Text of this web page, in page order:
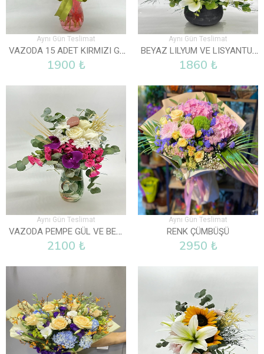
Aynı Gün Teslimat
VAZODA 15 ADET KIRMIZI GÜL
1900 ₺
Aynı Gün Teslimat
BEYAZ LILYUM VE LISYANTUS ARAJMANI
1860 ₺
Aynı Gün Teslimat
VAZODA PEMPE GÜL VE BEYAZ GÜLLER
2100 ₺
Aynı Gün Teslimat
RENK ÇÜMBÜŞÜ
2950 ₺